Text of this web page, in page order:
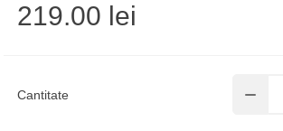
Cantitate
219.00 lei